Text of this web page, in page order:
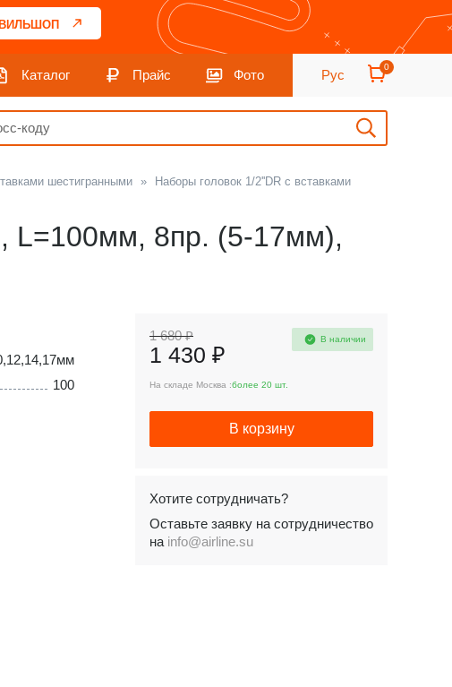
Каталог Прайс Фото Рус
0
шестигранными »
Наборы головок 1/2''DR с вставками
L=100мм, 8пр. (5-17мм),
100
1 680 ₽
1 430 ₽
В наличии
На складе Москва :более 20 шт.
В корзину
Хотите сотрудничать?
Оставьте заявку на сотрудничество
на info@airline.su